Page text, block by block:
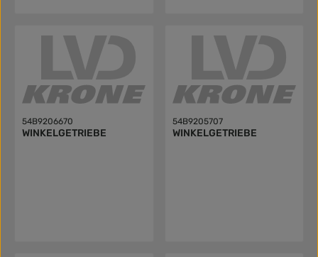
54B9206670
WINKELGETRIEBE
54B9205707
WINKELGETRIEBE